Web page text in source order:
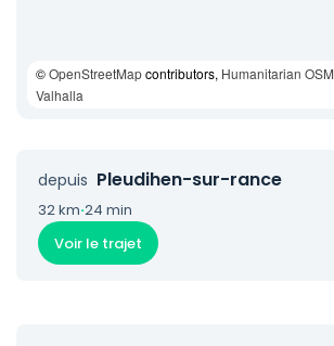
©OpenStreetMapcontributors, Humanitarian OSM
Valhalla
depuis Pleudihen-sur-rance
32 km·24 min
Voir le trajet